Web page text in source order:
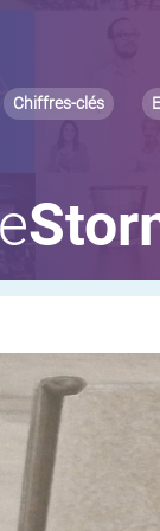
Chiffres-clés